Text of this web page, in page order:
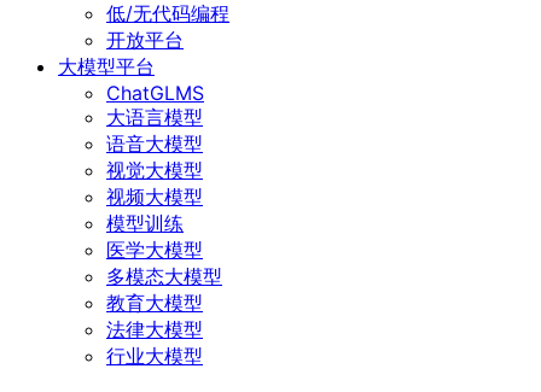
低/无代码编程
开放平台
大模型平台
ChatGLMS
大语言模型
语音大模型
视觉大模型
视频大模型
模型训练
医学大模型
多模态大模型
教育大模型
法律大模型
行业大模型